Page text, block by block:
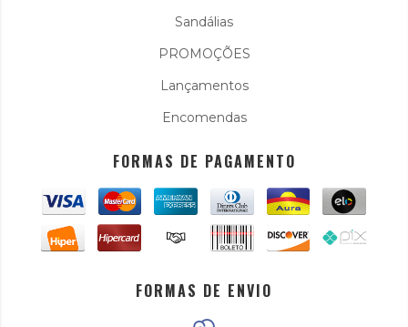
Sandálias
PROMOÇÕES
Lançamentos
Encomendas
FORMAS DE PAGAMENTO
FORMAS DE ENVIO